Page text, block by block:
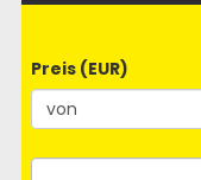
Preis (EUR)